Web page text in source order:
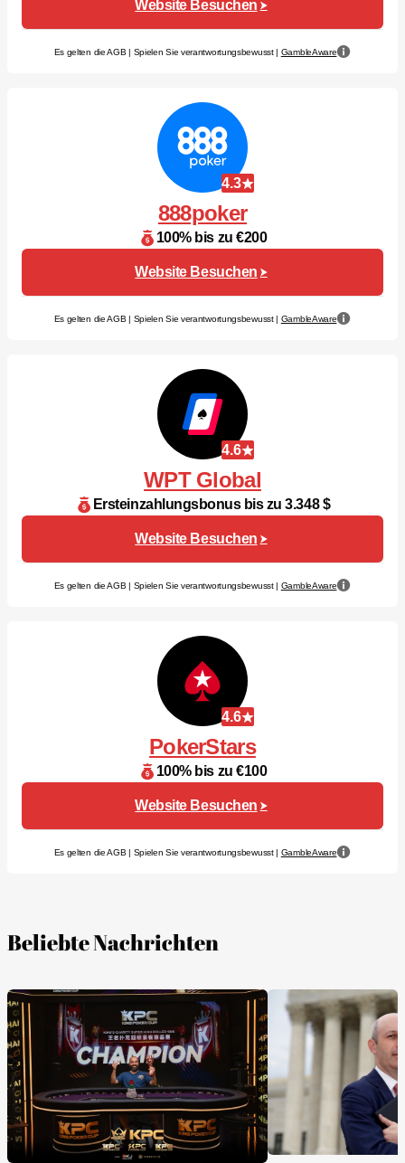
Website Besuchen
Es gelten die AGB | Spielen Sie verantwortungsbewusst | GambleAware
4.3
888poker
100% bis zu €200
Website Besuchen
Es gelten die AGB | Spielen Sie verantwortungsbewusst | GambleAware
4.6
WPT Global
Ersteinzahlungsbonus bis zu 3.348 $
Website Besuchen
Es gelten die AGB | Spielen Sie verantwortungsbewusst | GambleAware
4.6
PokerStars
100% bis zu €100
Website Besuchen
Es gelten die AGB | Spielen Sie verantwortungsbewusst | GambleAware
Beliebte Nachrichten